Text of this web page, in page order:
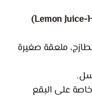
ملعقة صغيرة
على البقع